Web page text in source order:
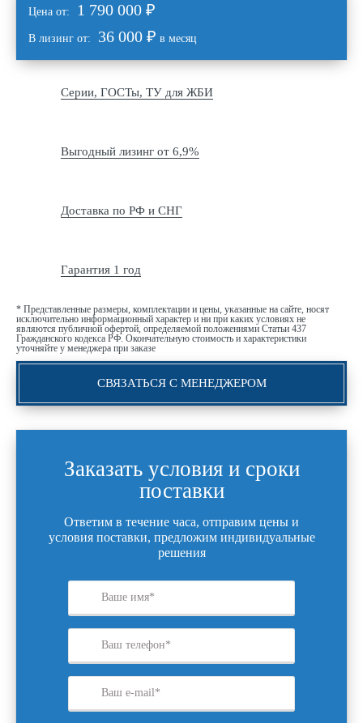
Цена от: 1 790 000 ₽
В лизинг от: 36 000 ₽ в месяц
Серии, ГОСТы, ТУ для ЖБИ
Выгодный лизинг от 6,9%
Доставка по РФ и СНГ
Гарантия 1 год
* Представленные размеры, комплектации и цены, указанные на сайте, носят
исключительно информационный характер и ни при каких условиях не
являются публичной офертой, определяемой положениями Статьи 437
Гражданского кодекса РФ. Окончательную стоимость и характеристики
уточняйте у менеджера при заказе
СВЯЗАТЬСЯ С МЕНЕДЖЕРОМ
Заказать условия и сроки
поставки
Ответим в течение часа, отправим цены и
условия поставки, предложим индивидуальные
решения